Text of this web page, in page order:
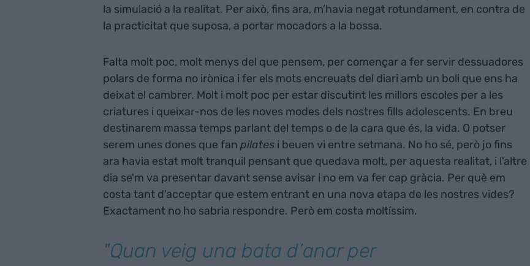
la simulació a la realitat. Per això, fins ara, m’havia negat rotundament, en contra de
la practicitat que suposa, a portar mocadors a la bossa.
Falta molt poc, molt menys del que pensem, per començar a fer servir dessuadores
polars de forma no irònica i fer els mots encreuats del diari amb un boli que ens ha
deixat el cambrer. Molt i molt poc per estar discutint les millors escoles per a les
criatures i queixar-nos de les noves modes dels nostres fills adolescents. En breu
destinarem massa temps parlant del temps o de la cara que és, la vida. O potser
serem unes dones que fan pilatesi beuen vi entre setmana. No ho sé, però jo fins
ara havia estat molt tranquil pensant que quedava molt, per aquesta realitat, i l'altre
dia se'm va presentar davant sense avisar i no em va fer cap gràcia. Per què em
costa tant d'acceptar que estem entrant en una nova etapa de les nostres vides?
Exactament no ho sabria respondre. Però em costa moltíssim.
"Quan veig una bata d’anar per